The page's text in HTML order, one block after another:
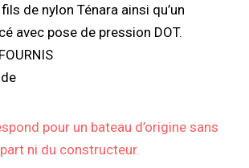
de nylon Ténara ainsi qu’un
avec pose de pression DOT.
pour un bateau d’origine sans
ni du constructeur.